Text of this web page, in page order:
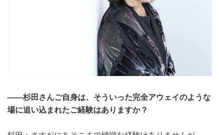
――杉田さんご自身は、そういった完全アウェイのような
場に追い込まれたご経験はありますか？